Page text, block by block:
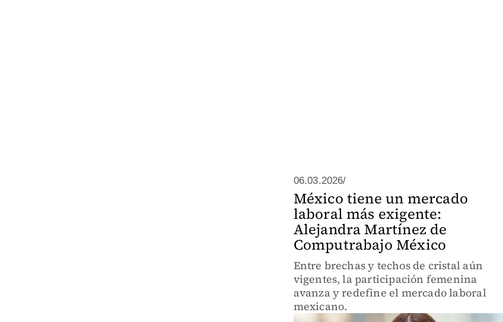
06.03.2026/
México tiene un mercado
laboral más exigente:
Alejandra Martínez de
Computrabajo México
Entre brechas y techos de cristal aún
vigentes, la participación femenina
avanza y redefine el mercado laboral
mexicano.